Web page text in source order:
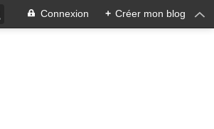
Connexion + Créer mon blog